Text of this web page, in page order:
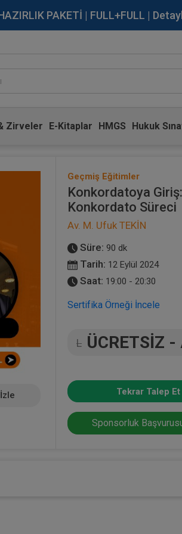
PAKETİ | FULL+FULL |
Zirveler E-Kitaplar HMGS Hukuk
Geçmiş Eğitimler
Konkordatoya
Konkordato Süreci
Av. M. Ufuk TEKİN
Süre: 90 dk
Tarih: 12 Eylül 2024
Saat: 19:00 - 20:30
Sertifika Örneği İncele
L ÜCRETSİZ
Tekrar Talep Et
Sponsorluk